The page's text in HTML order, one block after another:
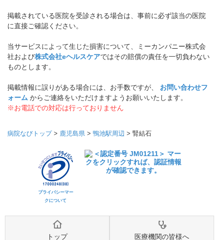
掲載されている医院を受診される場合は、事前に必ず該当の医院
に直接ご確認ください。
当サービスによって生じた損害について、ミーカンパニー株式会
社および株式会社eヘルスケアではその賠償の責任を一切負わない
ものとします。
掲載情報に誤りがある場合には、お手数ですが、 お問い合わせフ
ォーム からご連絡をいただけますようお願いいたします。
※お電話での対応は行っておりません
病院なびトップ> 鹿児島県 > 鴨池駅周辺 > 腎結石
プライバシーマー
クについて
トップ 医療機関の皆様へ